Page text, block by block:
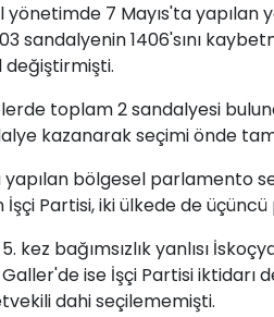
yönetimde 7 Mayıs'ta
sandalyenin 1406'sını
değiştirmişti.
toplam 2 sandalyesi
kazanarak seçimi önde
bölgesel parlamento
Partisi, iki ülkede de
kez bağımsızlık yanlısı
ise İşçi Partisi iktidarı
dahi seçilememişti.